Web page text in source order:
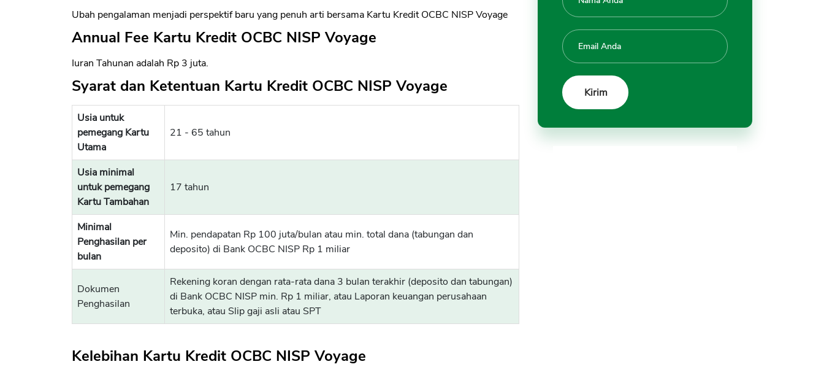
Ubah pengalaman menjadi perspektif baru yang penuh arti bersama Kartu Kredit OCBC NISP Voyage
Annual Fee Kartu Kredit OCBC NISP Voyage
Iuran Tahunan adalah Rp 3 juta.
Syarat dan Ketentuan Kartu Kredit OCBC NISP Voyage
Usia untuk
pemegang Kartu
Utama
21 - 65 tahun
Usia minimal
untuk pemegang
Kartu Tambahan
17 tahun
Minimal
Penghasilan per
bulan
Min. pendapatan Rp 100 juta/bulan atau min. total dana (tabungan dan
deposito) di Bank OCBC NISP Rp 1 miliar
Dokumen
Penghasilan
Rekening koran dengan rata-rata dana 3 bulan terakhir (deposito dan tabungan)
di Bank OCBC NISP min. Rp 1 miliar, atau Laporan keuangan perusahaan
terbuka, atau Slip gaji asli atau SPT
Kelebihan Kartu Kredit OCBC NISP Voyage